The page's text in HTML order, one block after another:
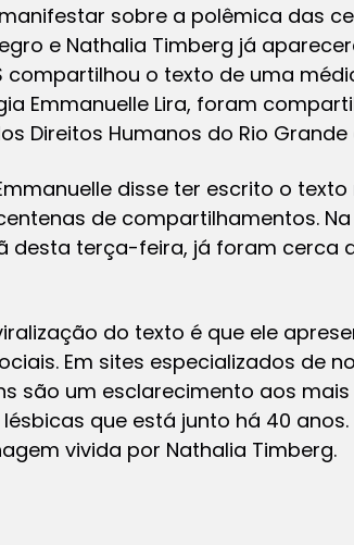
sobre a polêmica das
e Nathalia Timberg já
compartilhou o texto de uma
Emmanuelle Lira, foram
Direitos Humanos do Rio Grande
disse ter escrito o
de compartilhamentos.
desta terça-feira, já foram cerca
do texto é que ele
Em sites especializados de
são um esclarecimento aos
que está junto há 40
vivida por Nathalia Timberg.